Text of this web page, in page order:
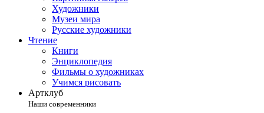
Художники
Музеи мира
Русские художники
Чтение
Книги
Энциклопедия
Фильмы о художниках
Учимся рисовать
Артклуб
Наши современники